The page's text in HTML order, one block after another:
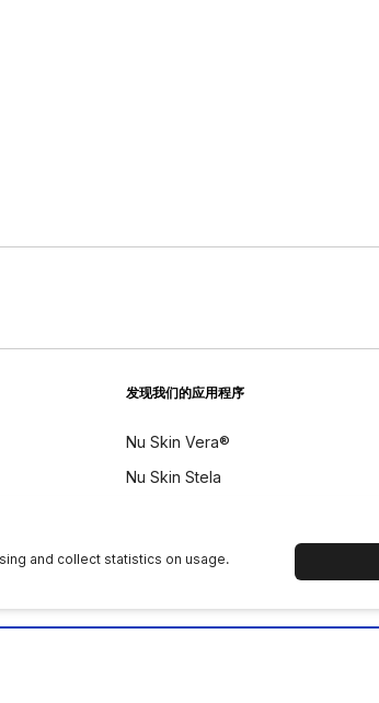
发现我们的应用程序
Nu Skin Vera®
Nu Skin Stela